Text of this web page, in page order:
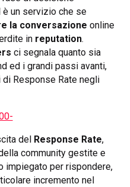
è un servizio che se
la conversazione online
in reputation.
ci segnala quanto sia
ed i grandi passi avanti,
Response Rate negli
del Response Rate,
community gestite e
impiegato per rispondere,
incremento nel